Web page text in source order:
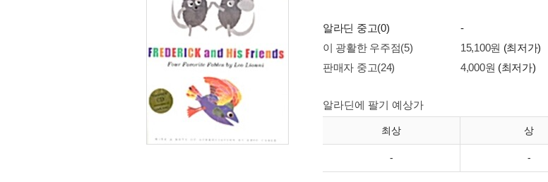
알라딘 중고(0)
-
이 광활한 우주점(5)
15,100원 (최저가)
판매자 중고(24)
4,000원 (최저가)
알라딘에 팔기 예상가
최상 상
- -